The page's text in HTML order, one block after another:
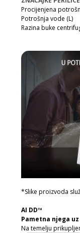
Procijenjena
Potrošnja vode (L)
Razina buke
*Slike proizvoda
AI DD™
Pametna njega
Na temelju